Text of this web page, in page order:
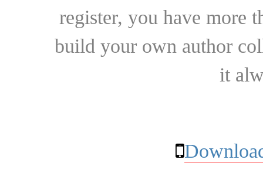
register, you have more
build your own author
it